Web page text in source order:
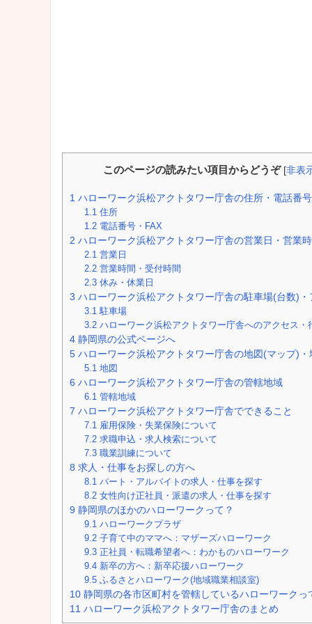
このページの読みたい項目からどうぞ [非表
1 ハローワーク浜松アクトタワー庁舎の住所・電話番号
1.1 住所
1.2 電話番号・FAX
2 ハローワーク浜松アクトタワー庁舎の営業日・営業
2.1 営業日
2.2 営業時間・受付時間
2.3 休み・休業日
3 ハローワーク浜松アクトタワー庁舎の駐車場(台数)・
3.1 駐車場
3.2 ハローワーク浜松アクトタワー庁舎へのアクセス・
4 静岡県の公式ページへ
5 ハローワーク浜松アクトタワー庁舎の地図(マップ)・
5.1 地図
6 ハローワーク浜松アクトタワー庁舎の管轄地域
6.1 管轄地域
7 ハローワーク浜松アクトタワー庁舎でできること
7.1 雇用保険・失業保険について
7.2 求職申込・求人検索について
7.3 職業訓練について
8 求人・仕事をお探しの方へ
8.1 パート・アルバイトの求人・仕事を探す
8.2 女性向け正社員・派遣の求人・仕事を探す
9 静岡県のほかのハローワークって？
9.1 ハローワークプラザ
9.2 子育て中のママへ：マザーズハローワーク
9.3 正社員・転職希望者へ：わかものハローワーク
9.4 新卒の方へ：新卒応援ハローワーク
9.5 ふるさとハローワーク(地域職業相談室)
10 静岡県の各市区町村を管轄しているハローワークっ
11 ハローワーク浜松アクトタワー庁舎のまとめ